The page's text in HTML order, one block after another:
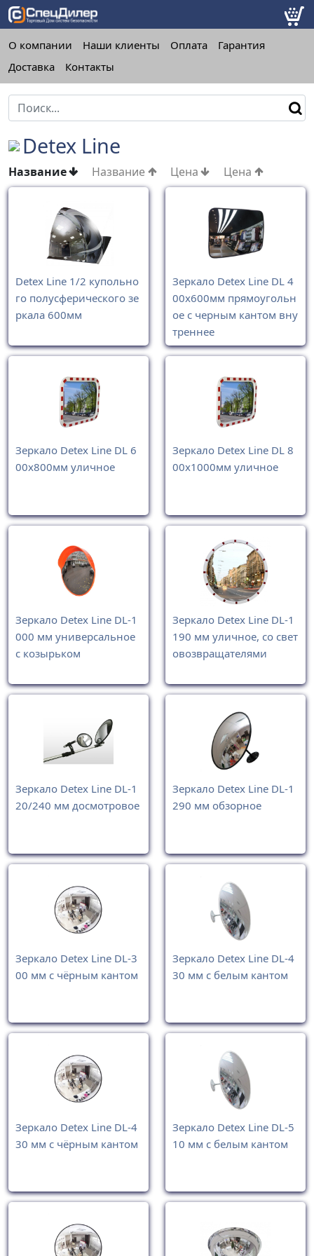
О компании Наши клиенты Оплата
Гарантия
Доставка
Контакты
Detex Line
Название Название Цена Цена
Detex Line 1/2 купольно
го полусферического зе
ркала 600мм
Зеркало Detex Line DL 4
00х600мм прямоугольн
ое с черным кантом вну
треннее
Зеркало Detex Line DL 6
00x800мм уличное
Зеркало Detex Line DL 8
00x1000мм уличное
Зеркало Detex Line DL-1
000 мм универсальное
с козырьком
Зеркало Detex Line DL-1
190 мм уличное, со свет
овозвращателями
Зеркало Detex Line DL-1
20/240 мм досмотровое
Зеркало Detex Line DL-1
290 мм обзорное
Зеркало Detex Line DL-3
00 мм с чёрным кантом
Зеркало Detex Line DL-4
30 мм с белым кантом
Зеркало Detex Line DL-4
30 мм с чёрным кантом
Зеркало Detex Line DL-5
10 мм с белым кантом